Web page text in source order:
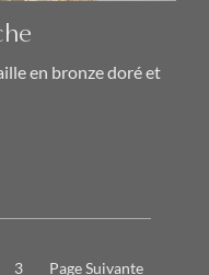
en bronze doré et
3 Page Suivante